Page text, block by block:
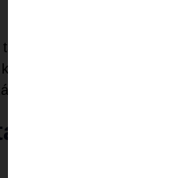
az online foglalási
és
a magasabb